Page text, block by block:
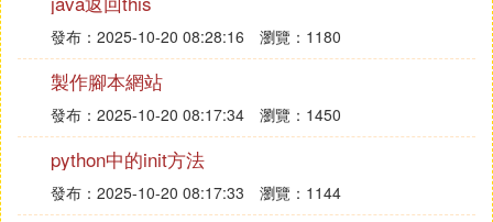
發布：2025-10-20 08:28:16 瀏覽：1180
製作腳本網站
發布：2025-10-20 08:17:34 瀏覽：1450
python中的init方法
發布：2025-10-20 08:17:33 瀏覽：1144